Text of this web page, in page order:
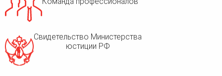
Свидетельство Министерства
юстиции РФ